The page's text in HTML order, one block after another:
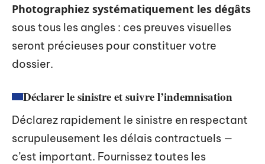
Photographiez systématiquement les dégâts
sous tous les angles : ces preuves visuelles
seront précieuses pour constituer votre
dossier.
Déclarer le sinistre et suivre l’indemnisation
Déclarez rapidement le sinistre en respectant
scrupuleusement les délais contractuels —
c’est important. Fournissez toutes les